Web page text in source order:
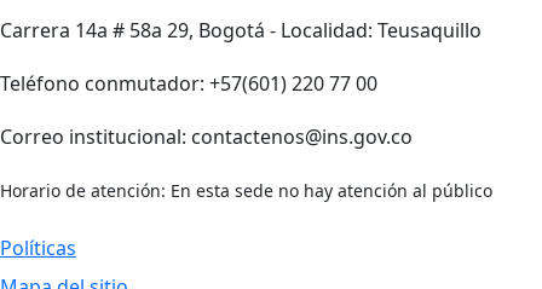
Carrera 14a # 58a 29, Bogotá - Localidad: Teusaquillo
Teléfono conmutador: +57(601) 220 77 00
Correo institucional: contactenos@ins.gov.co
Horario de atención: En esta sede no hay atención al público
Políticas